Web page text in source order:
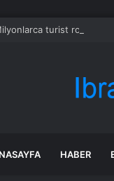
turist rotasını
HABER